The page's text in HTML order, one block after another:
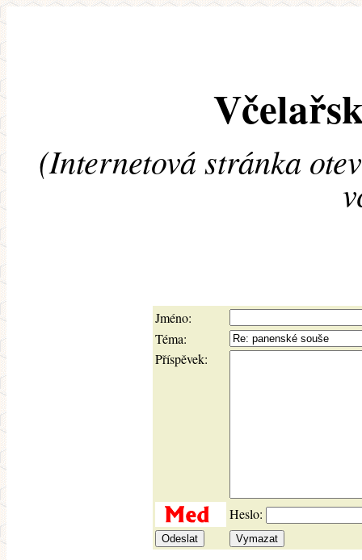
(Internetová stránka
Jméno:
Téma:
Příspěvek:
Heslo: